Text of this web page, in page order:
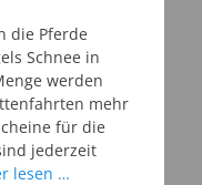
die Pferde
Schnee in
werden
mehr
für die
jederzeit
lesen …